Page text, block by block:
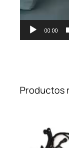
00:00
Productos